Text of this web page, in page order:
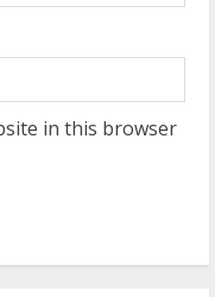
in this browser